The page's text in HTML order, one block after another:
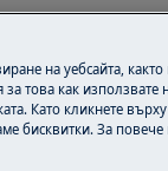
Имате
на уебсайта,
това как използвате
Като кликнете
бисквитки. За